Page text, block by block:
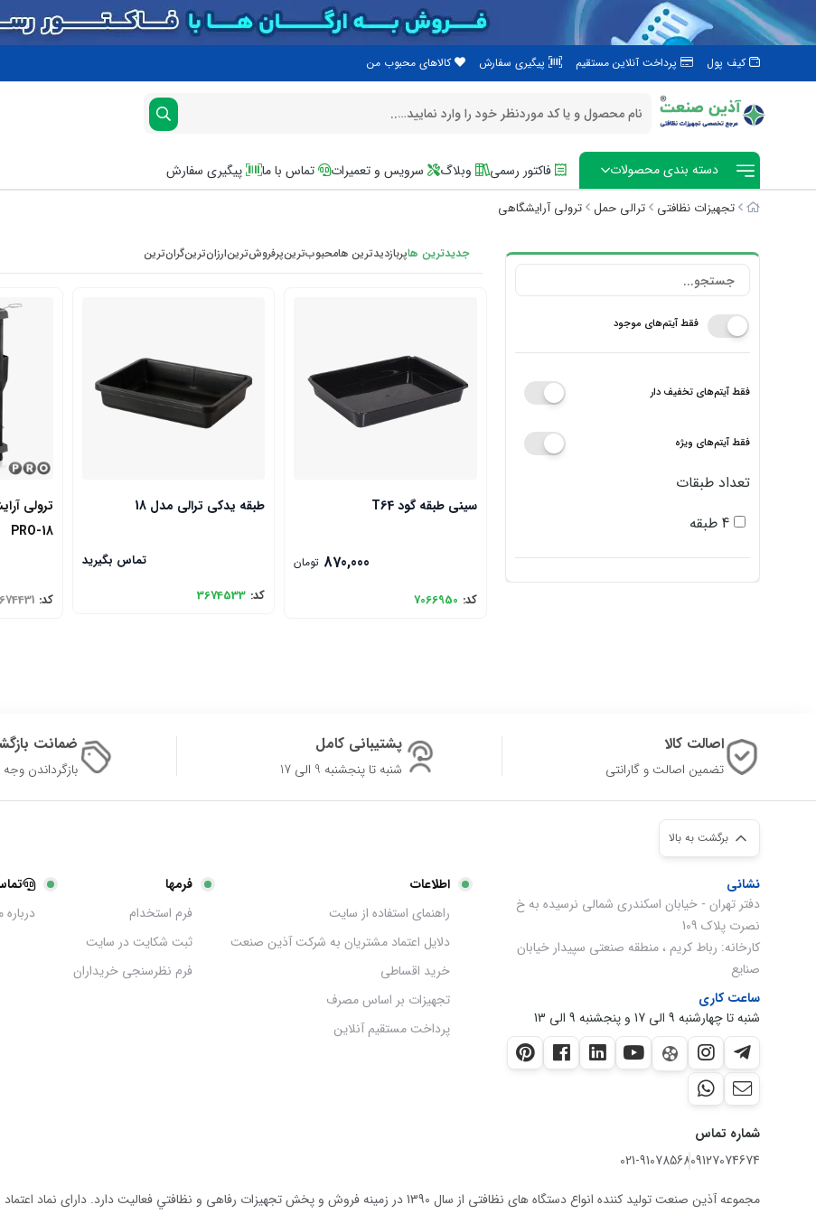
کیف پول پرداخت آنلاین مستقیم پیگیری سفارش کالاهای محبوب من
دسته بندی محصولات فاکتور رسمی وبلاگ سرویس و تعمیرات تماس با ما پیگیری سفارش
تجهیزات نظافتی ترالی حمل ترولی آرایشگاهی
فقط آیتم‌های موجود
فقط آیتم‌های تخفیف دار
فقط آیتم‌های ویژه
تعداد طبقات
جدیدترین هاپربازدیدترین هامحبوب‌‌ترینپرفروش‌ترینارزان‌ترینگران‌ترین
سینی طبقه گود T64
870,000 تومان
کد: 7066950
طبقه یدکی ترالی مدل 18
تماس بگیرید
کد: 3674533
ترولی
PRO-18
کد:
اصالت کالا
تضمین اصالت و گارانتی
پشتیبانی کامل
شنبه تا پنجشنبه 9 الی 17
ضمانت
بازگرداندن وجه در
برگشت به بالا
نشانی
دفتر تهران - خیابان اسکندری شمالی نرسیده به خ
نصرت پلاک 109
کارخانه: رباط کریم ، منطقه صنعتی سپیدار خیابان
صنایع
ساعت کاری
شنبه تا چهارشنبه 9 الی 17 و پنجشنبه 9 الی 13
شماره تماس
09127074674
021-91078568
اطلاعات
راهنمای استفاده از سایت
دلایل اعتماد مشتریان به شرکت آذین صنعت
خرید اقساطی
تجهیزات بر اساس مصرف
پرداخت مستقیم آنلاین
فرمها
فرم استخدام
ثبت شکایت در سایت
فرم نظرسنجی خریداران
درباره
مجموعه آذين صنعت توليد كننده انواع دستگاه هاى نظافتى از سال 1390 در زمينه فروش و پخش تجهيزات رفاهى و